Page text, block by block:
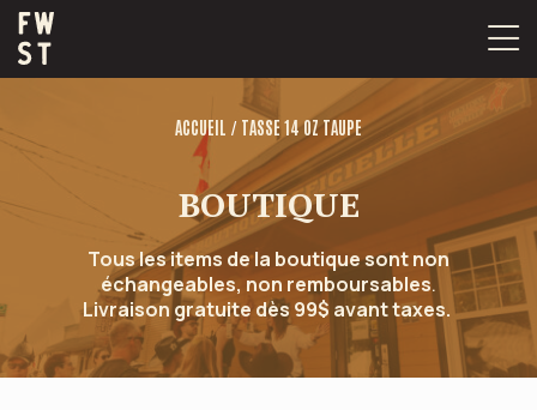
Passer
au
contenu
ACCUEIL / TASSE 14 OZ TAUPE
BOUTIQUE
Tous les items de la boutique sont non
échangeables, non remboursables.
Livraison gratuite dès 99$ avant taxes.